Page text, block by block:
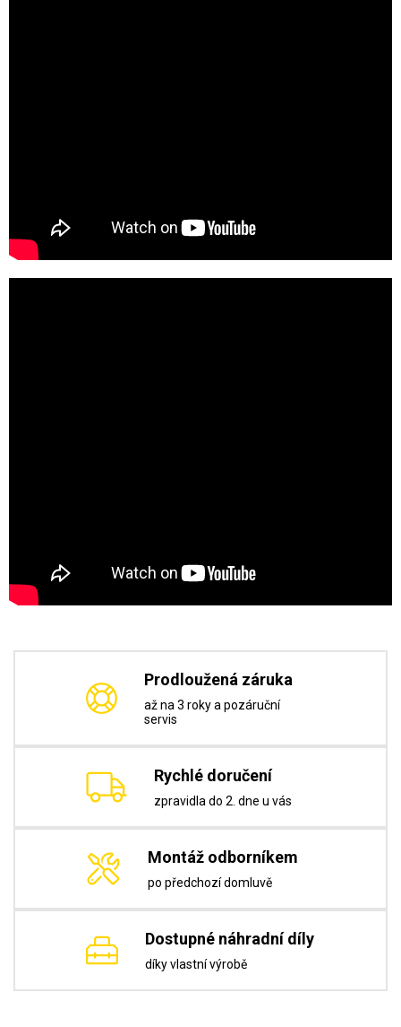
Prodloužená záruka
až na 3 roky a pozáruční
servis
Rychlé doručení
zpravidla do 2. dne u vás
Montáž odborníkem
po předchozí domluvě
Dostupné náhradní díly
díky vlastní výrobě